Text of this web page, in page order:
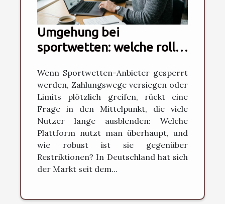
Umgehung bei
sportwetten: welche rolle
auswahl?
Wenn Sportwetten-Anbieter gesperrt
werden, Zahlungswege versiegen oder
Limits plötzlich greifen, rückt eine
Frage in den Mittelpunkt, die viele
Nutzer lange ausblenden: Welche
Plattform nutzt man überhaupt, und
wie robust ist sie gegenüber
Restriktionen? In Deutschland hat sich
der Markt seit dem...